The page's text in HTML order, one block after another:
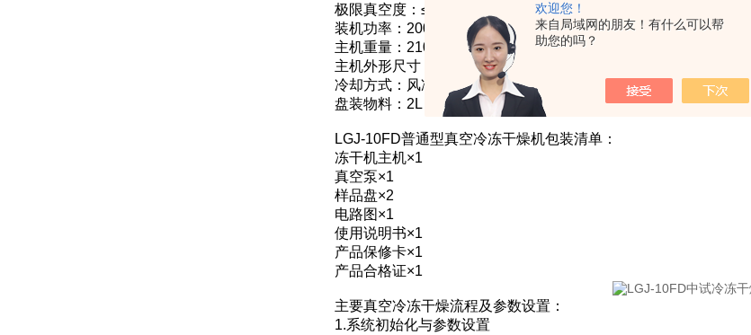
欢迎您！
来自局域网的朋友！有什么可以帮
助您的吗？
极限真空度：≤5Pa（空载）
装机功率：2000w
主机重量：210kg
主机外形尺寸：725×600×1270mm
冷却方式：风冷
盘装物料：2L（料厚10mm）
LGJ-10FD普通型真空冷冻干燥机包装清单：
冻干机主机×1
真空泵×1
样品盘×2
电路图×1
使用说明书×1
产品保修卡×1
产品合格证×1
主要真空冷冻干燥流程及参数设置：
1.系统初始化与参数设置